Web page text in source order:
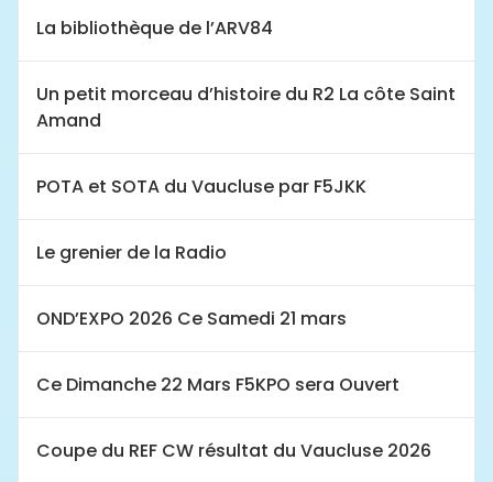
La bibliothèque de l’ARV84
Un petit morceau d’histoire du R2 La côte Saint
Amand
POTA et SOTA du Vaucluse par F5JKK
Le grenier de la Radio
OND’EXPO 2026 Ce Samedi 21 mars
Ce Dimanche 22 Mars F5KPO sera Ouvert
Coupe du REF CW résultat du Vaucluse 2026